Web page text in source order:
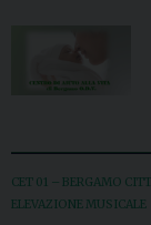
CET 01 – BERGAMO
ELEVAZIONE MUSICALE